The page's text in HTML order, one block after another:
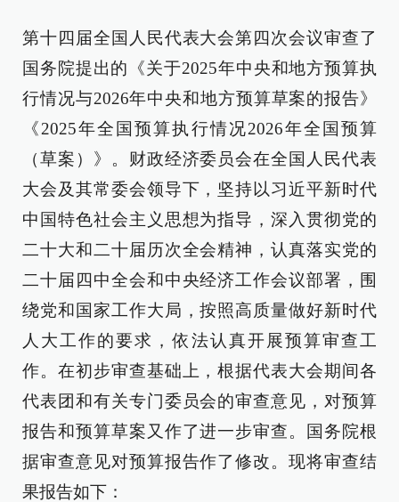
第十四届全国人民代表大会第四次会议审查了
国务院提出的《关于2025年中央和地方预算执
行情况与2026年中央和地方预算草案的报告》
《2025年全国预算执行情况2026年全国预算
（草案）》。财政经济委员会在全国人民代表
大会及其常委会领导下，坚持以习近平新时代
中国特色社会主义思想为指导，深入贯彻党的
二十大和二十届历次全会精神，认真落实党的
二十届四中全会和中央经济工作会议部署，围
绕党和国家工作大局，按照高质量做好新时代
人大工作的要求，依法认真开展预算审查工
作。在初步审查基础上，根据代表大会期间各
代表团和有关专门委员会的审查意见，对预算
报告和预算草案又作了进一步审查。国务院根
据审查意见对预算报告作了修改。现将审查结
果报告如下：